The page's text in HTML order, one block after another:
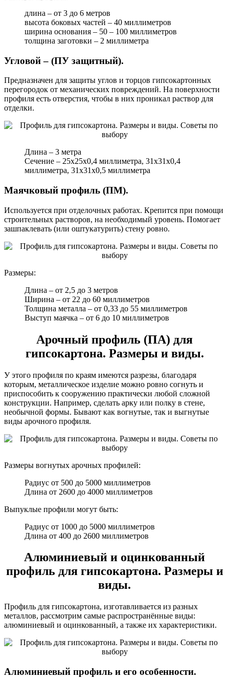
длина – от 3 до 6 метров
высота боковых частей – 40 миллиметров
ширина основания – 50 – 100 миллиметров
толщина заготовки – 2 миллиметра
Угловой – (ПУ защитный).
Предназначен для защиты углов и торцов гипсокартонных
перегородок от механических повреждений. На поверхности
профиля есть отверстия, чтобы в них проникал раствор для
отделки.
Длина – 3 метра
Сечение – 25х25х0,4 миллиметра, 31х31х0,4
миллиметра, 31х31х0,5 миллиметра
Маячковый профиль (ПМ).
Используется при отделочных работах. Крепится при помощи
строительных растворов, на необходимый уровень. Помогает
зашпаклевать (или оштукатурить) стену ровно.
Размеры:
Длина – от 2,5 до 3 метров
Ширина – от 22 до 60 миллиметров
Толщина металла – от 0,33 до 55 миллиметров
Выступ маячка – от 6 до 10 миллиметров
Арочный профиль (ПА) для
гипсокартона. Размеры и виды.
У этого профиля по краям имеются разрезы, благодаря
которым, металлическое изделие можно ровно согнуть и
приспособить к сооружению практически любой сложной
конструкции. Например, сделать арку или полку в стене,
необычной формы. Бывают как вогнутые, так и выгнутые
виды арочного профиля.
Размеры вогнутых арочных профилей:
Радиус от 500 до 5000 миллиметров
Длина от 2600 до 4000 миллиметров
Выпуклые профили могут быть:
Радиус от 1000 до 5000 миллиметров
Длина от 400 до 2600 миллиметров
Алюминиевый и оцинкованный
профиль для гипсокартона. Размеры и
виды.
Профиль для гипсокартона, изготавливается из разных
металлов, рассмотрим самые распространённые виды:
алюминиевый и оцинкованный, а также их характеристики.
Алюминиевый профиль и его особенности.